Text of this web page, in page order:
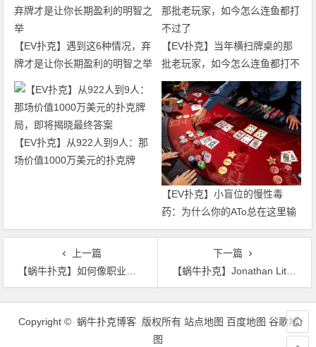
【EV扑克】遇到这6种情况，弃
牌才是让你长期盈利的明智之举
【EV扑克】当年横扫牌桌的那
批老玩家，如今怎么连鱼都打不
过了
【EV扑克】从922人到9人：那
场价值1000万美元的扑克牌
【EV扑克】小盲位的慢性毒
药：为什么你的ATo总在这里输
钱？
上一篇
【蜗牛扑克】如何像职业牌手那样用顺子听牌诈唬？
下一篇
【蜗牛扑克】Jonathan Little谈扑克：低对的正确游戏方式
文
Copyright © 蜗牛扑克博客 版权所有 站点地图 百度地图 谷歌地
图